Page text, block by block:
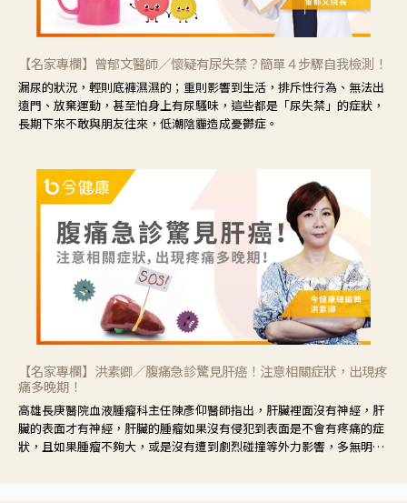
【名家專欄】曾郁文醫師／懷疑有尿失禁？簡單４步驟自我檢測！
漏尿的狀況，輕則底褲濕濕的；重則影響到生活，排斥性行為、無法出
遠門、放棄運動，甚至怕身上有尿騷味，這些都是「尿失禁」的症狀，
長期下來不敢與朋友往來，低潮陰霾造成憂鬱症。
【名家專欄】洪素卿／腹痛急診驚見肝癌！注意相關症狀，出現疼
痛多晚期！
高雄長庚醫院血液腫瘤科主任陳彥仰醫師指出，肝臟裡面沒有神經，肝
臟的表面才有神經，肝臟的腫瘤如果沒有侵犯到表面是不會有疼痛的症
狀，且如果腫瘤不夠大，或是沒有遭到劇烈碰撞等外力影響，多無明顯